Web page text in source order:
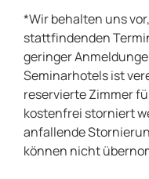
*Wir behalten uns
stattfindenden
geringer
Seminarhotels ist
reservierte Zimmer
kostenfrei storniert
anfallende
können nicht